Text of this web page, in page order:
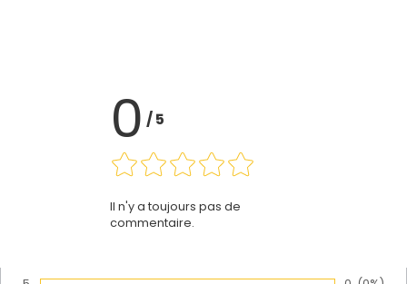
0 /5
Il n'y a toujours pas de
commentaire.